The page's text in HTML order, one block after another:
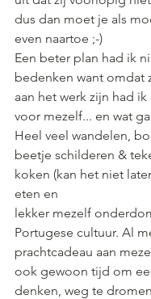
dus dan moet je als
even naartoe ;-)
Een beter plan had ik
bedenken want omdat
aan het werk zijn had
voor mezelf... en wat
Heel veel wandelen,
beetje schilderen &
koken (kan het niet
eten en
lekker mezelf
Portugese cultuur. Al
prachtcadeau aan
ook gewoon tijd om
denken, weg te